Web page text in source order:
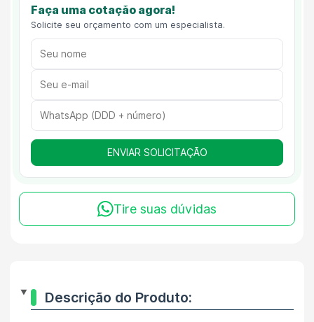
Faça uma cotação agora!
Solicite seu orçamento com um especialista.
ENVIAR SOLICITAÇÃO
Tire suas dúvidas
Descrição do Produto: